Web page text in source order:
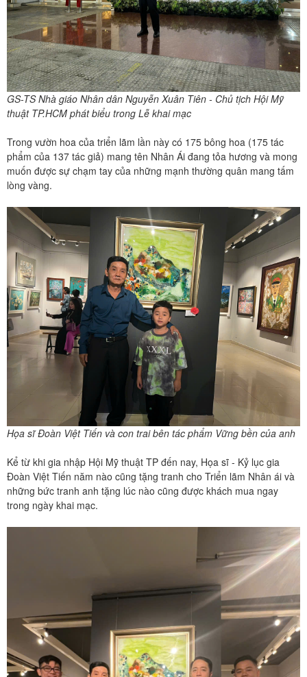
GS-TS Nhà giáo Nhân dân Nguyễn Xuân Tiên - Chủ tịch Hội Mỹ
thuật TP.HCM phát biểu trong Lễ khai mạc
Trong vườn hoa của triển lãm lần này có 175 bông hoa (175 tác
phẩm của 137 tác giả) mang tên Nhân Ái đang tỏa hương và mong
muốn được sự chạm tay của những mạnh thường quân mang tấm
lòng vàng.
Họa sĩ Đoàn Việt Tiến và con trai bên tác phẩm Vững bền của anh
Kể từ khi gia nhập Hội Mỹ thuật TP đến nay, Họa sĩ - Kỷ lục gia
Đoàn Việt Tiến năm nào cũng tặng tranh cho Triển lãm Nhân ái và
những bức tranh anh tặng lúc nào cũng được khách mua ngay
trong ngày khai mạc.